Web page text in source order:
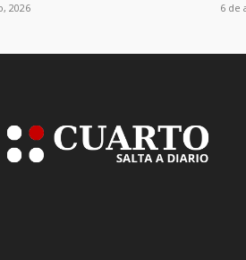
2026 6 de